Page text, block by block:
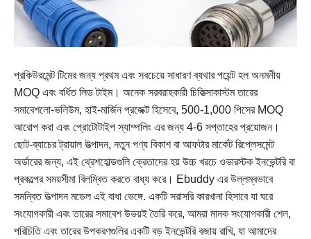
প্রকিউরমেন্ট টিমের জন্য প্রথম এবং সবচেয়ে সাধারণ ব্যথার পয়েন্ট হল অনমনীয়
MOQ এবং বর্ধিত লিড টাইম। অনেক সরবরাহকারী চিকিত্সাকাস্টম তারের
সমাবেশলো-ভলিউম, হাই-মার্জিন প্রজেক্ট হিসেবে, 500-1,000 পিসের MOQ
আরোপ করা এবং প্রোটোটাইপ স্যাম্পলিং এর জন্য 4-6 সপ্তাহের প্রয়োজন।
ছোট-ব্যাচের ট্রায়াল উত্পাদন, নতুন পণ্য বিকাশ বা আফটার মার্কেট রিপ্লেসমেন্ট
অর্ডারের জন্য, এই থ্রেশহোল্ডগুলি ক্রেতাদের হয় উচ্চ খরচে ওভারস্টক ইনভেন্টরি বা
প্রকল্পের সময়সীমা বিলম্বিত করতে বাধ্য করে। Ebuddy এর উল্লম্বভাবে
সমন্বিত উত্পাদন মডেল এই বাধা ভেঙ্গে. একটি সরাসরি কারখানা হিসাবে যা ঘরে
সংযোগকারী এবং তারের সমাবেশ উভয়ই তৈরি করে, আমরা মানক সংযোগকারী শেল,
পরিচিতি এবং তারের উপকরণগুলির একটি বড় ইনভেন্টরি বজায় রাখি, যা আমাদের